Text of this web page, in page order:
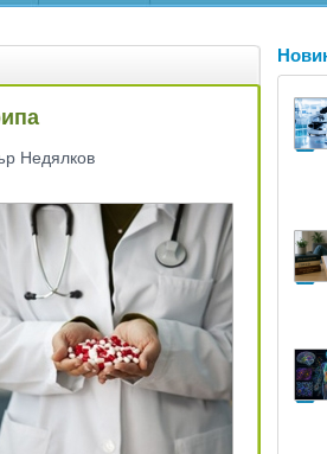
Недялков